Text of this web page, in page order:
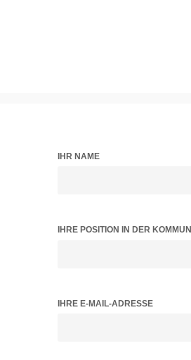
IHR NAME
IHRE POSITION IN DER
IHRE E-MAIL-ADRESSE